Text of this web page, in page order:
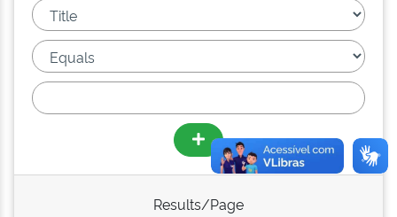
Results/Page